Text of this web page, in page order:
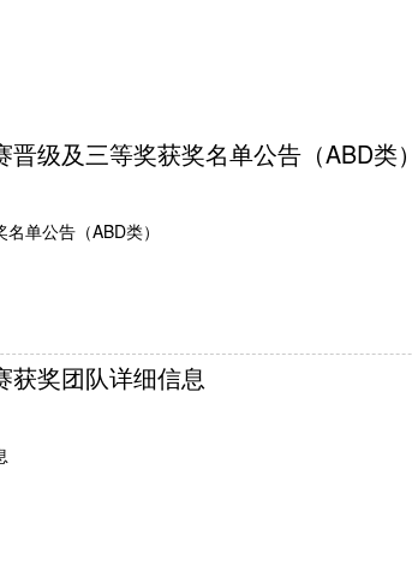
级及三等奖获奖名单公告（ABD类
单公告（ABD类）
获奖团队详细信息